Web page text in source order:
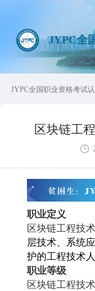
JYPC全
JYPC全国职业资格考试
区块链工
职业定义
区块链工程技
层技术、系统
护的工程技术人
职业等级
区块链工程技